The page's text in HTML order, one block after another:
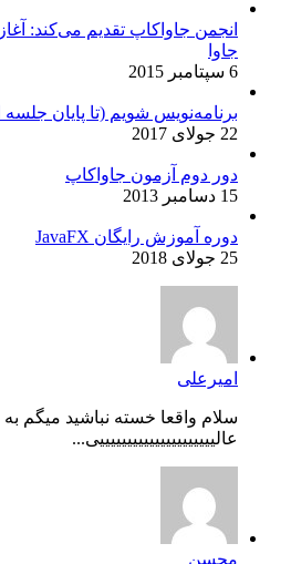
انجمن جاواکاپ تقدیم می‌کند:
جاوا
6 سپتامبر 2015
برنامه‌نویس شویم (تا پایان جلسه
22 جولای 2017
دور دوم آزمون جاواکاپ
15 دسامبر 2013
دوره آموزش رایگان JavaFX
25 جولای 2018
امیرعلی
سلام واقعا خسته نباشید میگم
عالیییییییییییییییییییییی...
محسن